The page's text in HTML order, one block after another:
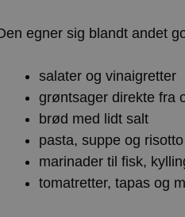
egner sig blandt andet
salater og vinaigretter
grøntsager direkte fra
brød med lidt salt
pasta, suppe og
marinader til fisk,
tomatretter, tapas og